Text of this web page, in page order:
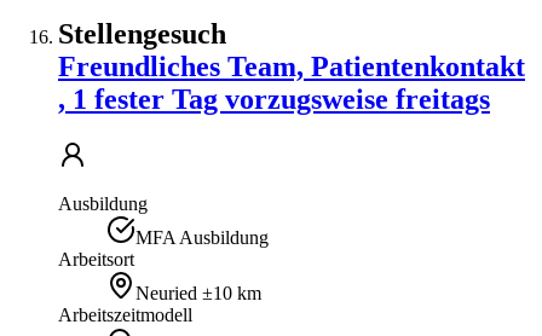
Stellengesuch
Freundliches Team, Patientenkontakt
, 1 fester Tag vorzugsweise freitags
Ausbildung
MFA Ausbildung
Arbeitsort
Neuried ±10 km
Arbeitszeitmodell